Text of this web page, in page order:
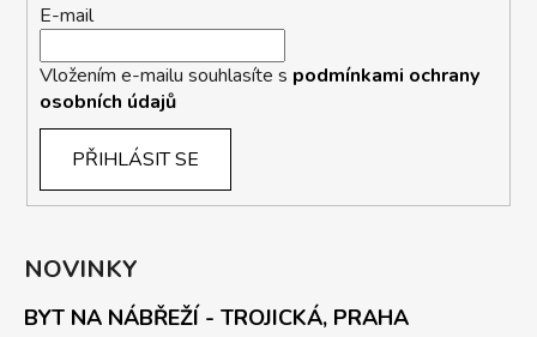
E-mail
Vložením e-mailu souhlasíte s podmínkami ochrany
osobních údajů
PŘIHLÁSIT SE
NOVINKY
BYT NA NÁBŘEŽÍ - TROJICKÁ, PRAHA